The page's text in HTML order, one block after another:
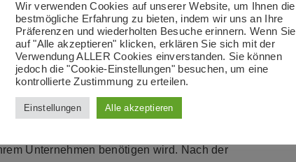
für Microsoft
Teams lässt Sie einfach die Bandbreite
Unternehmen benötigen wird. Nach der
Wir verwenden Cookies auf unserer Website, um Ihnen die
bestmögliche Erfahrung zu bieten, indem wir uns an Ihre
Präferenzen und wiederholten Besuche erinnern. Wenn Sie
auf "Alle akzeptieren" klicken, erklären Sie sich mit der
Verwendung ALLER Cookies einverstanden. Sie können
jedoch die "Cookie-Einstellungen" besuchen, um eine
kontrollierte Zustimmung zu erteilen.
Einstellungen Alle akzeptieren